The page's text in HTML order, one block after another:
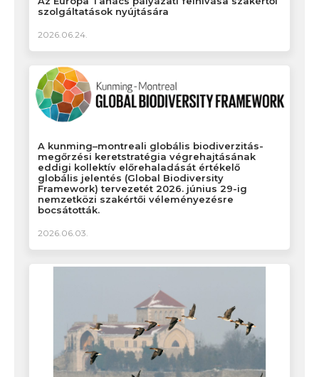
szolgáltatások nyújtására
2026.06.24.
A kunming–montreali globális biodiverzitás-
megőrzési keretstratégia végrehajtásának
eddigi kollektív előrehaladását értékelő
globális jelentés (Global Biodiversity
Framework) tervezetét 2026. június 29-ig
nemzetközi szakértői véleményezésre
bocsátották.
2026.06.03.